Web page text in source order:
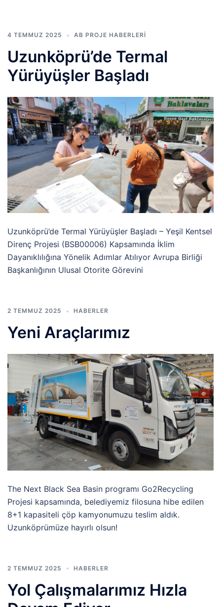
4 TEMMUZ 2025 AB PROJE HABERLERI
Uzunköprü’de Termal
Yürüyüşler Başladı
Uzunköprü’de Termal Yürüyüşler Başladı – Yeşil Kentsel
Direnç Projesi (BSB00006) Kapsamında İklim
Dayanıklılığına Yönelik Adımlar Atılıyor Avrupa Birliği
Başkanlığının Ulusal Otorite Görevini
2 TEMMUZ 2025 HABERLER
Yeni Araçlarımız
The Next Black Sea Basin programı Go2Recycling
Projesi kapsamında, belediyemiz filosuna hibe edilen
8+1 kapasiteli çöp kamyonumuzu teslim aldık.
Uzunköprümüze hayırlı olsun!
2 TEMMUZ 2025 HABERLER
Yol Çalışmalarımız Hızla